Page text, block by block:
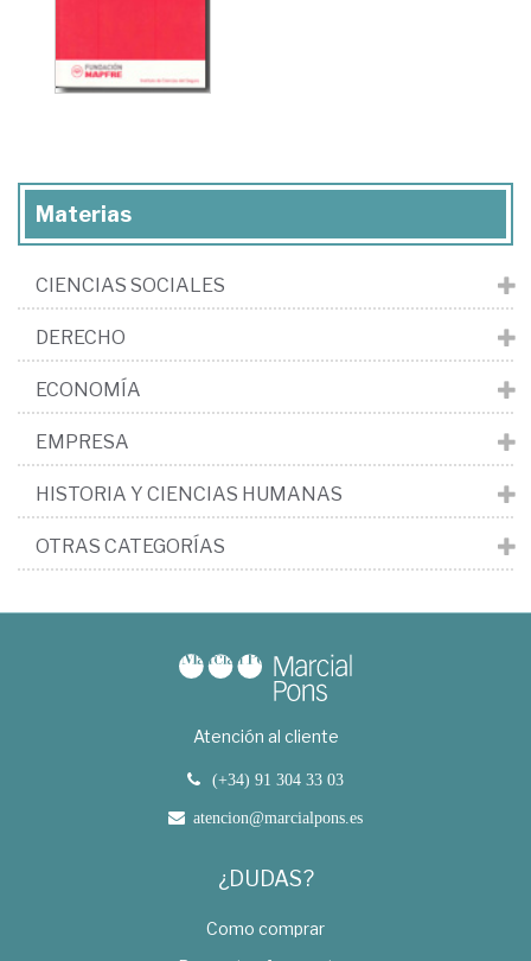
Materias
CIENCIAS SOCIALES
DERECHO
ECONOMÍA
EMPRESA
HISTORIA Y CIENCIAS HUMANAS
OTRAS CATEGORÍAS
Atención al cliente
(+34) 91 304 33 03
atencion@marcialpons.es
¿DUDAS?
Como comprar